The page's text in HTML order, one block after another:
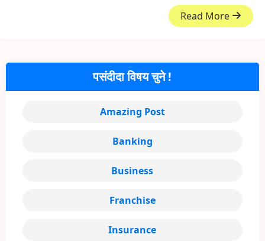
Read More
पसंदीदा विषय चुने !
Amazing Post
Banking
Business
Franchise
Insurance